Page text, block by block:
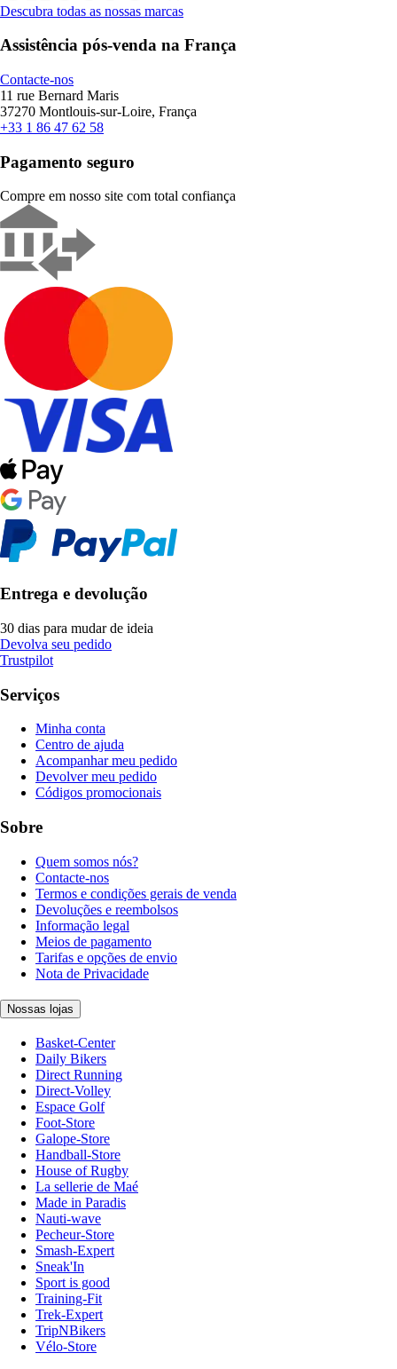
Descubra todas as nossas marcas
Assistência pós-venda na França
Contacte-nos
11 rue Bernard Maris
37270 Montlouis-sur-Loire, França
+33 1 86 47 62 58
Pagamento seguro
Compre em nosso site com total confiança
Entrega e devolução
30 dias para mudar de ideia
Devolva seu pedido
Trustpilot
Serviços
Minha conta
Centro de ajuda
Acompanhar meu pedido
Devolver meu pedido
Códigos promocionais
Sobre
Quem somos nós?
Contacte-nos
Termos e condições gerais de venda
Devoluções e reembolsos
Informação legal
Meios de pagamento
Tarifas e opções de envio
Nota de Privacidade
Nossas lojas
Basket-Center
Daily Bikers
Direct Running
Direct-Volley
Espace Golf
Foot-Store
Galope-Store
Handball-Store
House of Rugby
La sellerie de Maé
Made in Paradis
Nauti-wave
Pecheur-Store
Smash-Expert
Sneak'In
Sport is good
Training-Fit
Trek-Expert
TripNBikers
Vélo-Store